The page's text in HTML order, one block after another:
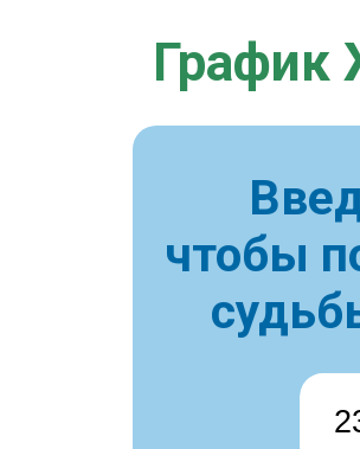
График
чтобы